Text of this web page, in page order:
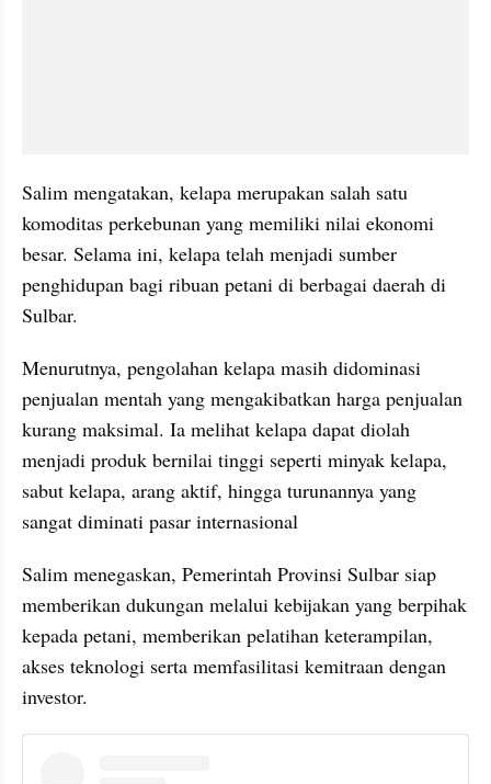
Salim mengatakan, kelapa merupakan salah satu
komoditas perkebunan yang memiliki nilai ekonomi
besar. Selama ini, kelapa telah menjadi sumber
penghidupan bagi ribuan petani di berbagai daerah di
Sulbar.
Menurutnya, pengolahan kelapa masih didominasi
penjualan mentah yang mengakibatkan harga penjualan
kurang maksimal. Ia melihat kelapa dapat diolah
menjadi produk bernilai tinggi seperti minyak kelapa,
sabut kelapa, arang aktif, hingga turunannya yang
sangat diminati pasar internasional
Salim menegaskan, Pemerintah Provinsi Sulbar siap
memberikan dukungan melalui kebijakan yang berpihak
kepada petani, memberikan pelatihan keterampilan,
akses teknologi serta memfasilitasi kemitraan dengan
investor.